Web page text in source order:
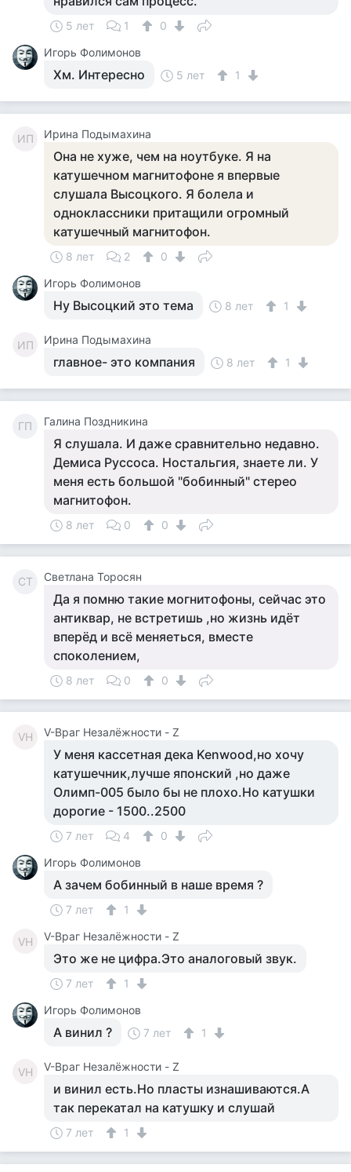
5 лет 1
0
Игорь Фолимонов
Хм. Интересно 5 лет 1
ИП Ирина Подымахина
Она не хуже, чем на ноутбуке. Я на
катушечном магнитофоне я впервые
слушала Высоцкого. Я болела и
одноклассники притащили огромный
катушечный магнитофон.
8 лет 2
0
Игорь Фолимонов
Ну Высоцкий это тема 8 лет 1
ИП Ирина Подымахина
главное- это компания 8 лет 1
ГП Галина Поздникина
Я слушала. И даже сравнительно недавно.
Демиса Руссоса. Ностальгия, знаете ли. У
меня есть большой "бобинный" стерео
магнитофон.
8 лет 0 0
СТ Светлана Торосян
Да я помню такие могнитофоны, сейчас это
антиквар, не встретишь ,но жизнь идёт
вперёд и всё меняеться, вместе
споколением,
8 лет 0 0
VН V-Враг Незалёжности - Z
У меня кассетная дека Kenwood,но хочу
катушечник,лучше японский ,но даже
Олимп-005 было бы не плохо.Но катушки
дорогие - 1500..2500
7 лет 4
0
Игорь Фолимонов
А зачем бобинный в наше время ?
7 лет 1
VН V-Враг Незалёжности - Z
Это же не цифра.Это аналоговый звук.
7 лет
1
Игорь Фолимонов
А винил ? 7 лет 1
VН V-Враг Незалёжности - Z
и винил есть.Но пласты изнашиваются.А
так перекатал на катушку и слушай
7 лет 1